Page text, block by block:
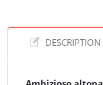
DESCRIPTION